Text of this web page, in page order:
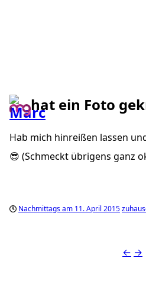
hat ein Foto
Hab mich hinreißen lassen
😎 (Schmeckt übrigens ganz
Nachmittags am 11. April 2015
← →